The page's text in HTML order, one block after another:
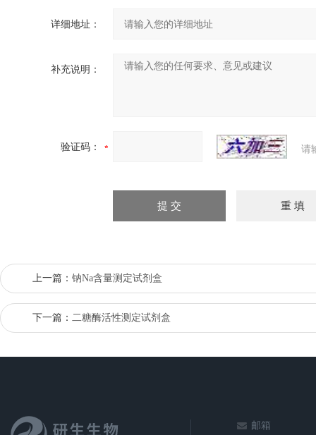
详细地址：
补充说明：
验证码： 请
上一篇： 钠Na含量测定试剂盒
下一篇： 二糖酶活性测定试剂盒
邮箱